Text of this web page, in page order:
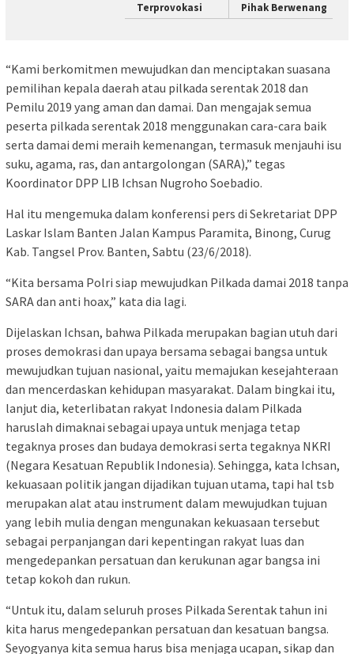
Terprovokasi
Pihak Berwenang
“Kami berkomitmen mewujudkan dan menciptakan suasana
pemilihan kepala daerah atau pilkada serentak 2018 dan
Pemilu 2019 yang aman dan damai. Dan mengajak semua
peserta pilkada serentak 2018 menggunakan cara-cara baik
serta damai demi meraih kemenangan, termasuk menjauhi isu
suku, agama, ras, dan antargolongan (SARA),” tegas
Koordinator DPP LIB Ichsan Nugroho Soebadio.
Hal itu mengemuka dalam konferensi pers di Sekretariat DPP
Laskar Islam Banten Jalan Kampus Paramita, Binong, Curug
Kab. Tangsel Prov. Banten, Sabtu (23/6/2018).
“Kita bersama Polri siap mewujudkan Pilkada damai 2018 tanpa
SARA dan anti hoax,” kata dia lagi.
Dijelaskan Ichsan, bahwa Pilkada merupakan bagian utuh dari
proses demokrasi dan upaya bersama sebagai bangsa untuk
mewujudkan tujuan nasional, yaitu memajukan kesejahteraan
dan mencerdaskan kehidupan masyarakat. Dalam bingkai itu,
lanjut dia, keterlibatan rakyat Indonesia dalam Pilkada
haruslah dimaknai sebagai upaya untuk menjaga tetap
tegaknya proses dan budaya demokrasi serta tegaknya NKRI
(Negara Kesatuan Republik Indonesia). Sehingga, kata Ichsan,
kekuasaan politik jangan dijadikan tujuan utama, tapi hal tsb
merupakan alat atau instrument dalam mewujudkan tujuan
yang lebih mulia dengan mengunakan kekuasaan tersebut
sebagai perpanjangan dari kepentingan rakyat luas dan
mengedepankan persatuan dan kerukunan agar bangsa ini
tetap kokoh dan rukun.
“Untuk itu, dalam seluruh proses Pilkada Serentak tahun ini
kita harus mengedepankan persatuan dan kesatuan bangsa.
Seyogyanya kita semua harus bisa menjaga ucapan, sikap dan